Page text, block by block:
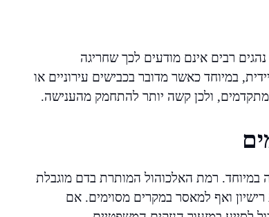
רבים אינם מודעים לכך שחריגה
במיוחד כאשר מדובר בכבישים עירוניים או
מתקדמים, ולכן קשה יותר להתחמק מהענישה.
רמת האלכוהול המותרת בדם מוגבלת
ואף למאסר במקרים מסוימים. אם